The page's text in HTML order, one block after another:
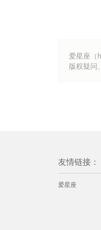
爱星座（
版权疑问
友情链接：
爱星座